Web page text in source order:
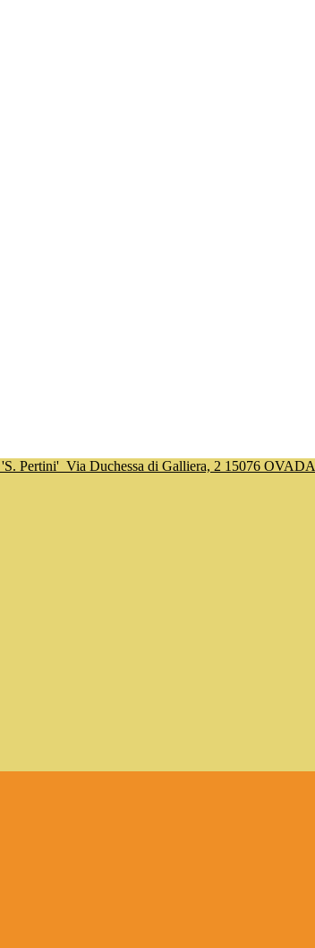
Pertini' Via Duchessa di Galliera, 2 15076 OVADA